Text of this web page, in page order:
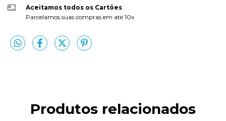
Aceitamos todos os Cartões
Parcelamos suas compras em até 10x
Produtos relacionados